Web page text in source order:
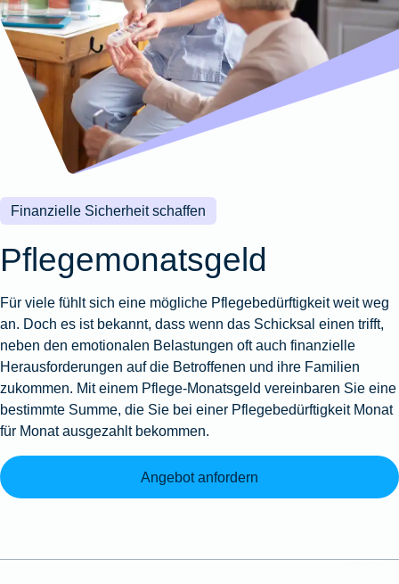
Wohnungsschutzbrief
Zur
Produktübersicht
Gewässerschadenhaftpflicht
Zur
Produktübersicht
Produktübersicht
Reisehaftpflichtversicherung
Reiserücktrittsversicherung
Zur
Produktübersicht
Zur
Produktübersicht
Zur
Produktübersicht
Zur
Produktübersicht
Montageversicherung
Zur
Produktübersicht
Gruppenunfall für
Betriebe
Gruppenunfall für
Vereine
Produktübersicht
Kunstversicherung
Ausstellungsversicherung
Valorenversicherung
Oldtimersammlungsversicherung
Zur
Finanzielle Sicherheit schaffen
Pflegemonatsgeld
Für viele fühlt sich eine mögliche Pflegebedürftigkeit weit weg
an. Doch es ist bekannt, dass wenn das Schicksal einen trifft,
neben den emotionalen Belastungen oft auch finanzielle
Herausforderungen auf die Betroffenen und ihre Familien
zukommen. Mit einem Pflege-Monatsgeld vereinbaren Sie eine
bestimmte Summe, die Sie bei einer Pflegebedürftigkeit Monat
für Monat ausgezahlt bekommen.
Angebot anfordern